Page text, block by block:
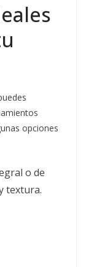
opciones
o de
textura.